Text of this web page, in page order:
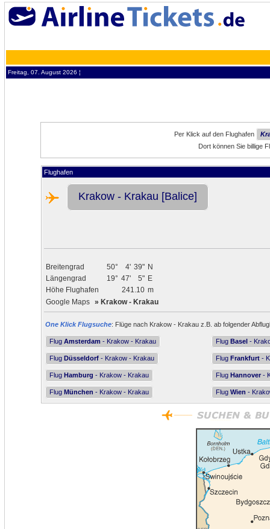
Freitag, 07. August 2026 ¦
Per Klick auf den Flughafen
Dort können Sie billige
Flughafen
Krakow - Krakau [Balice]
Breitengrad 50° 4' 39" N
Längengrad
19° 47' 5" E
Höhe Flughafen
241.10 m
Google Maps » Krakow - Krakau
One Klick Flugsuche: Flüge nach Krakow - Krakau z.B. ab folgender
Flug Amsterdam - Krakow - Krakau Flug Basel -
Flug Düsseldorf - Krakow - Krakau Flug Frankfurt -
Flug Hamburg - Krakow - Krakau Flug Hannover -
Flug München - Krakow - Krakau Flug Wien -